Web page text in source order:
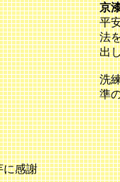
京
平
法
出
洗
準
に感謝